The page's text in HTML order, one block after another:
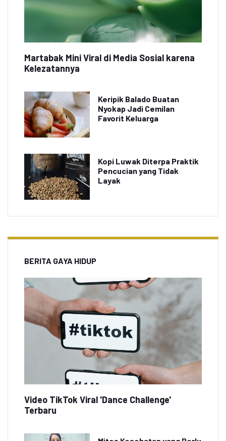
Martabak Mini Viral di Media Sosial karena
Kelezatannya
Keripik Balado Buatan
Nyokap Jadi Cemilan
Favorit Keluarga
Kopi Luwak Diterpa Praktik
Pencucian yang Tidak
Layak
BERITA GAYA HIDUP
Video TikTok Viral 'Dance Challenge'
Terbaru